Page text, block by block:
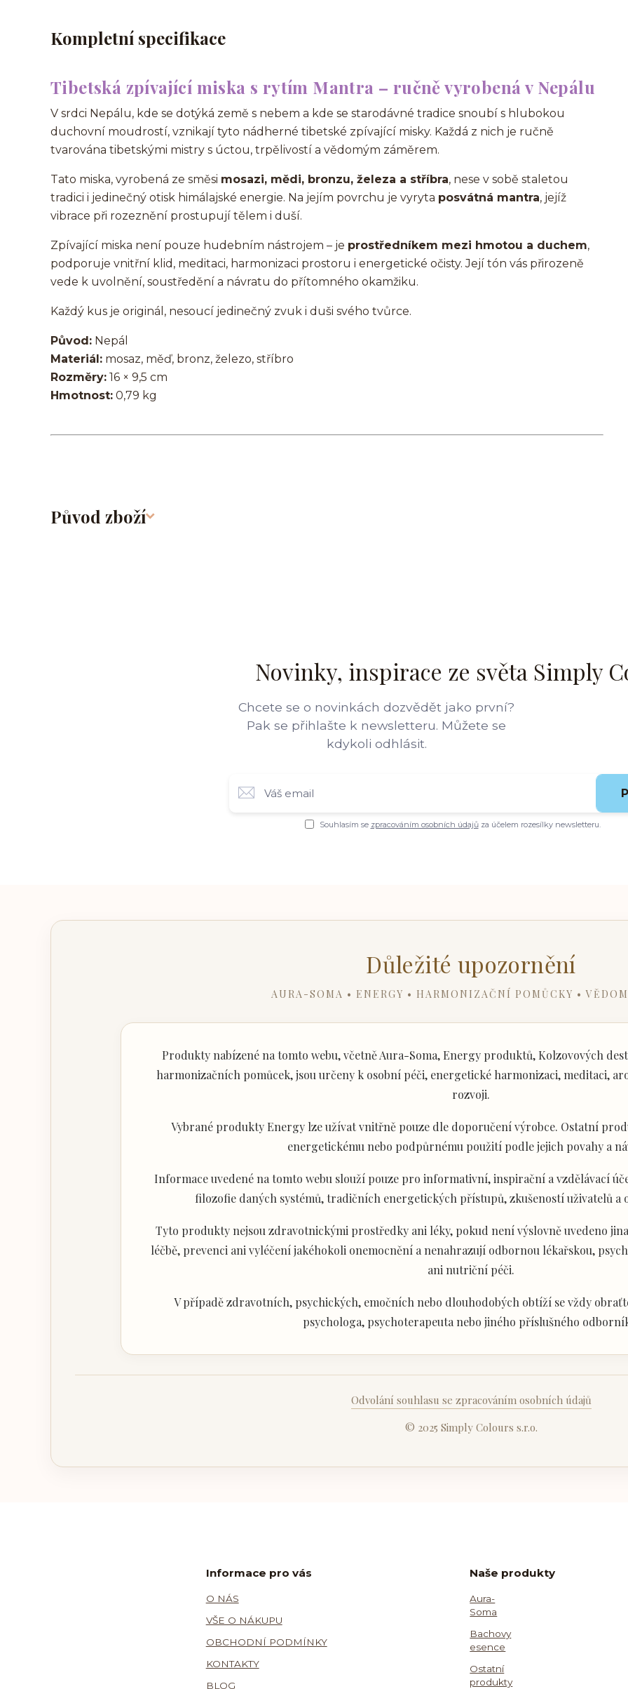
Kompletní specifikace
Tibetská zpívající miska s rytím Mantra – ručně vyrobená v Nepálu
V srdci Nepálu, kde se dotýká země s nebem a kde se starodávné tradice snoubí s hlubokou
duchovní moudrostí, vznikají tyto nádherné tibetské zpívající misky. Každá z nich je ručně
tvarována tibetskými mistry s úctou, trpělivostí a vědomým záměrem.
Tato miska, vyrobená ze směsi mosazi, mědi, bronzu, železa a stříbra, nese v sobě staletou
tradici i jedinečný otisk himálajské energie. Na jejím povrchu je vyryta posvátná mantra, jejíž
vibrace při rozeznění prostupují tělem i duší.
Zpívající miska není pouze hudebním nástrojem – je prostředníkem mezi hmotou a duchem,
podporuje vnitřní klid, meditaci, harmonizaci prostoru i energetické očisty. Její tón vás přirozeně
vede k uvolnění, soustředění a návratu do přítomného okamžiku.
Každý kus je originál, nesoucí jedinečný zvuk i duši svého tvůrce.
Původ: Nepál
Materiál: mosaz, měď, bronz, železo, stříbro
Rozměry: 16 × 9,5 cm
Hmotnost: 0,79 kg
Původ zboží
Novinky, inspirace ze světa Simply
Chcete se o novinkách dozvědět jako první?
Pak se přihlašte k newsletteru. Můžete se
kdykoli odhlásit.
Souhlasím se zpracováním osobních údajůza účelem rozesílky newsletteru.
Důležité upozornění
AURA-SOMA • ENERGY • HARMONIZAČNÍ POMŮCKY •
Produkty nabízené na tomto webu, včetně Aura-Soma, Energy produktů, Kolzovových
harmonizačních pomůcek, jsou určeny k osobní péči, energetické harmonizaci, meditaci,
rozvoji.
Vybrané produkty Energy lze užívat vnitřně pouze dle doporučení výrobce. Ostatní
energetickému nebo podpůrnému použití podle jejich povahy a
Informace uvedené na tomto webu slouží pouze pro informativní, inspirační a vzdělávací
filozofie daných systémů, tradičních energetických přístupů, zkušeností uživatelů a
Tyto produkty nejsou zdravotnickými prostředky ani léky, pokud není výslovně uvedeno
léčbě, prevenci ani vyléčení jakéhokoli onemocnění a nenahrazují odbornou lékařskou,
ani nutriční péči.
V případě zdravotních, psychických, emočních nebo dlouhodobých obtíží se vždy
psychologa, psychoterapeuta nebo jiného příslušného
Odvolání souhlasu se zpracováním osobních údajů
© 2025 Simply Colours s.r.o.
Informace pro vás
O NÁS
VŠE O NÁKUPU
OBCHODNÍ PODMÍNKY
KONTAKTY
BLOG
Naše produkty
Aura-
Soma
Bachovy
esence
Ostatní
produkty